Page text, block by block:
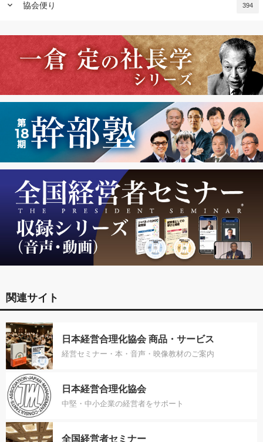
keyboard_arrow_down 協会便り 394
関連サイト
日本経営合理化協会 商品・サービス
経営セミナー・本・音声・映像教材のご案内
日本経営合理化協会
中堅・中小企業の経営者をサポート
全国経営者セミナー